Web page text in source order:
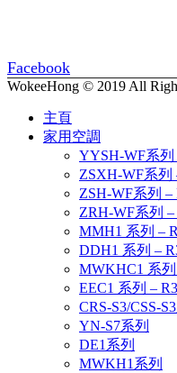
Facebook
WokeeHong © 2019 All
主頁
家用空調
YYSH-WF系列
ZSXH-WF系列
ZSH-WF系列 –
ZRH-WF系列 –
MMH1 系列 –
DDH1 系列 –
MWKHC1 系列
EEC1 系列 –
CRS-S3/CSS-
YN-S7系列
DE1系列
MWKH1系列